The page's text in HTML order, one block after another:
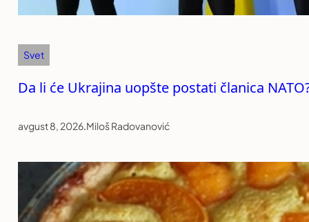
Svet
Da li će Ukrajina uopšte postati članica
avgust 8, 2026.Miloš Radovanović